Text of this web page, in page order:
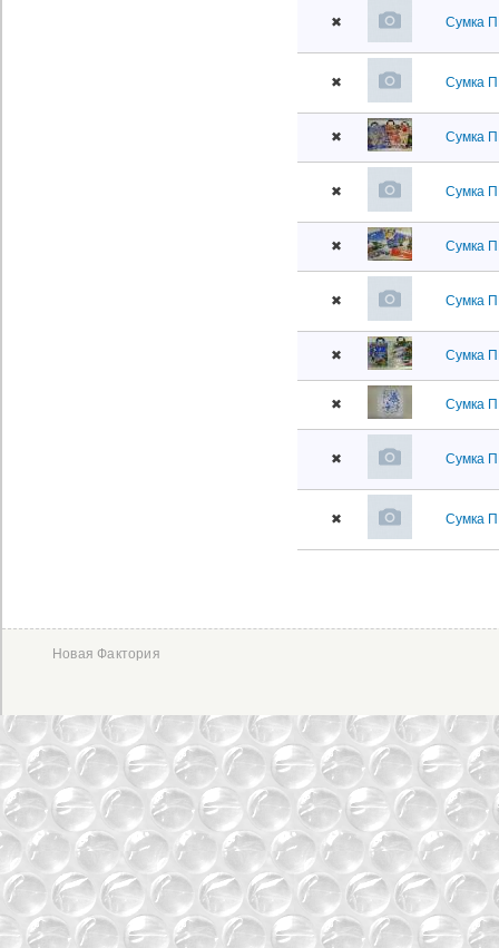
✖ Сумка
✖ Сумка
✖ Сумка
✖ Сумка
✖ Сумка
✖ Сумка
✖ Сумка
✖ Сумка
✖ Сумка
✖ Сумка
Новая Фактория